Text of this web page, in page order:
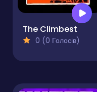
The Climbest
0 (0 Голосів)